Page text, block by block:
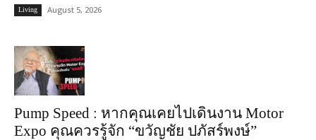
Living August 5, 2026
Pump Speed : หากคุณเคยไปเดินงาน Motor
Expo คุณควรรู้จัก “ขวัญชัย ปภัสร์พงษ์”